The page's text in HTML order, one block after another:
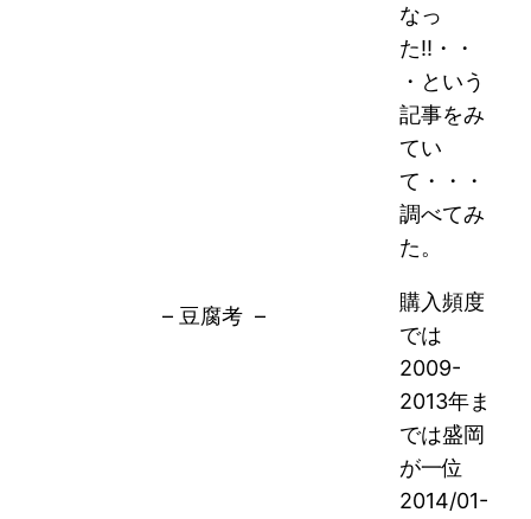
– 豆腐考 –
なっ
た!!・・
・という
記事をみ
てい
て・・・
調べてみ
た。
購入頻度
では
2009-
2013年ま
では盛岡
が一位
2014/01-